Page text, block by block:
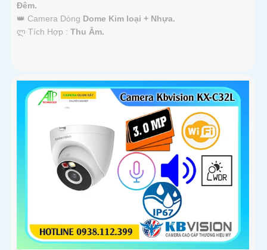
Ðêm.
👑 Camera Dòng Dome Kim loại + Nhựa.
️ლ Tích Hợp : Thu Âm.